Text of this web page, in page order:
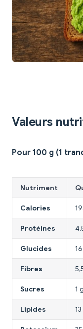
Valeurs
Pour 100 g (1
Nutriment
Calories
Protéines
Glucides
Fibres
Sucres 1 g
Lipides